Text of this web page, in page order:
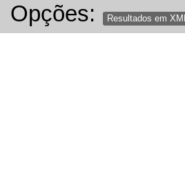
Opções: Resultados em XML